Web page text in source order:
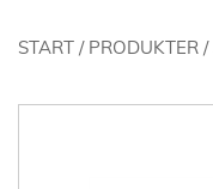
START / PRODUKTER /